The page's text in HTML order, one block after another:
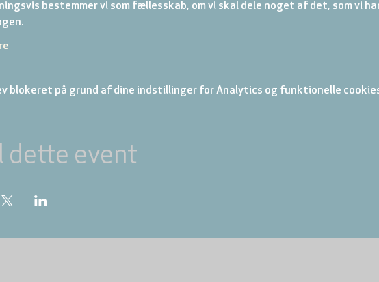
bestemmer vi som fællesskab, om vi skal dele noget af det, som vi
blokeret på grund af dine indstillinger for Analytics og funktionelle
dette event